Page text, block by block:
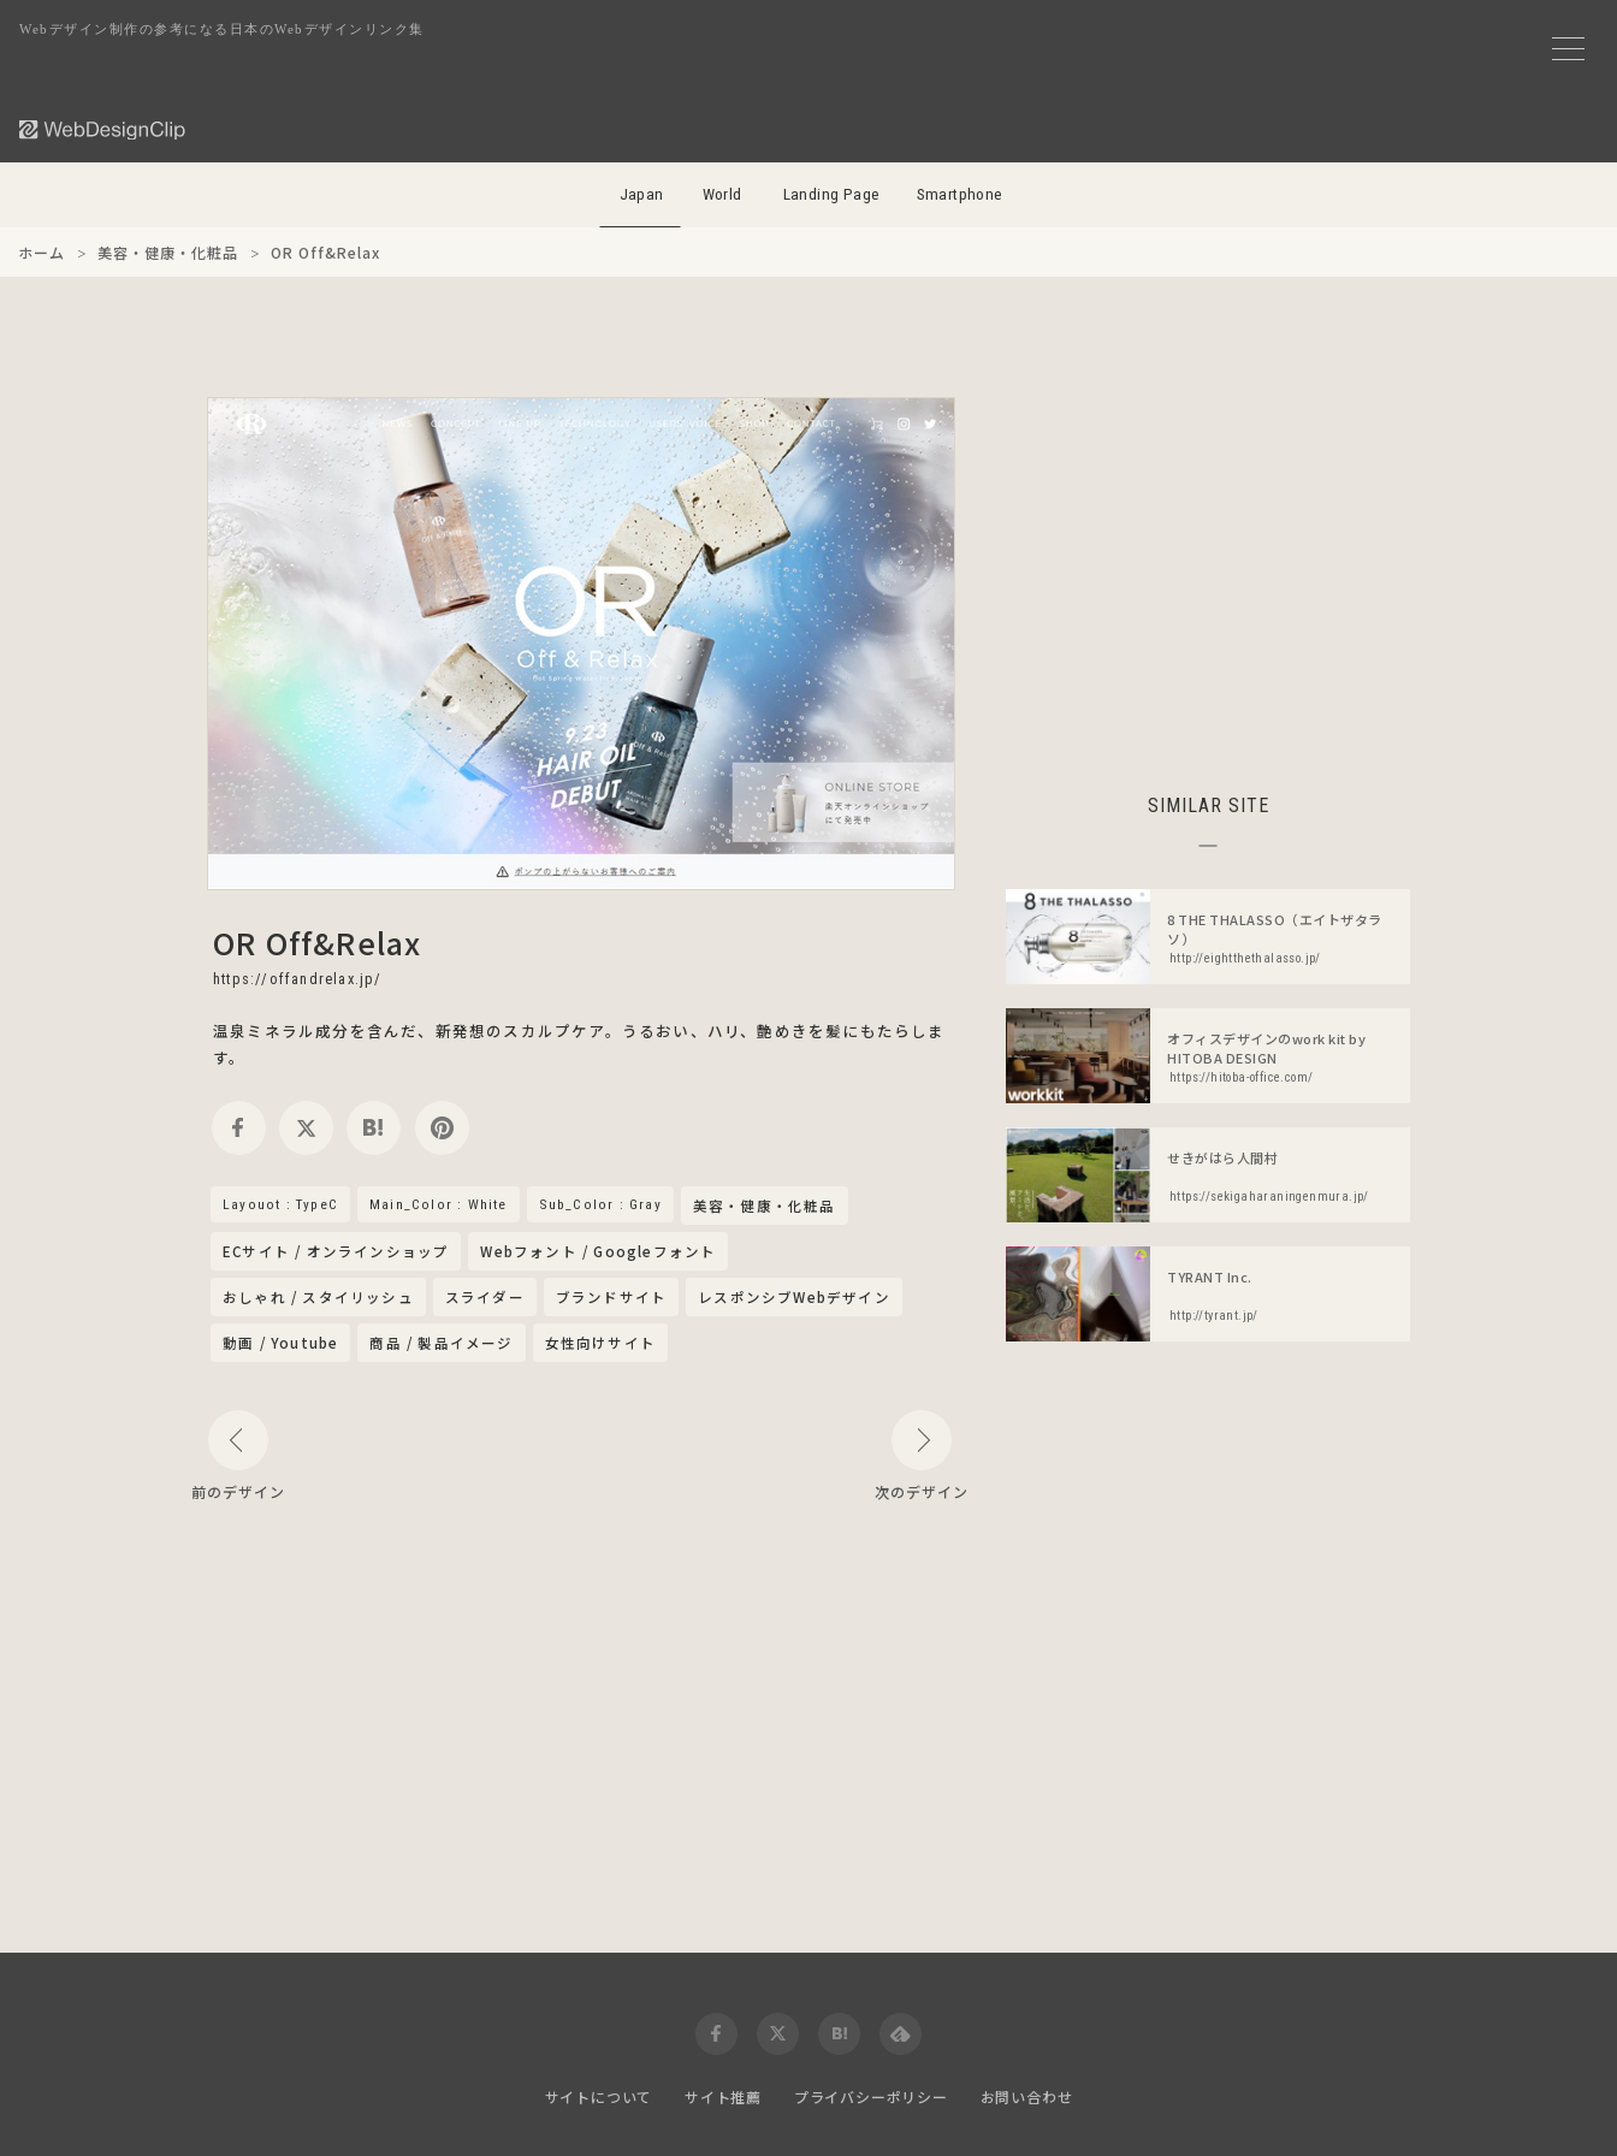
Webデザイン制作の参考になる日本のWebデザインリンク集
Japan World Landing Page Smartphone
ホーム 美容・健康・化粧品 OR Off&Relax
OR Off&Relax
https://offandrelax.jp/
温泉ミネラル成分を含んだ、新発想のスカルプケア。うるおい、ハリ、艶めきを髪にもたらしま
す。
Layouot : TypeC Main_Color : White Sub_Color : Gray 美容・健康・化粧品
ECサイト / オンラインショップ Webフォント / Googleフォント
おしゃれ / スタイリッシュ スライダー ブランドサイト レスポンシブWebデザイン
動画 / Youtube 商品 / 製品イメージ 女性向けサイト
SIMILAR SITE
8 THE THALASSO（エイトザタラ
ソ）
http://eightthethalasso.jp/
オフィスデザインのwork kit by
HITOBA DESIGN
https://hitoba-office.com/
せきがはら人間村
https://sekigaharaningenmura.jp/
TYRANT Inc.
http://tyrant.jp/
サイトについて サイト推薦 プライバシーポリシー お問い合わせ